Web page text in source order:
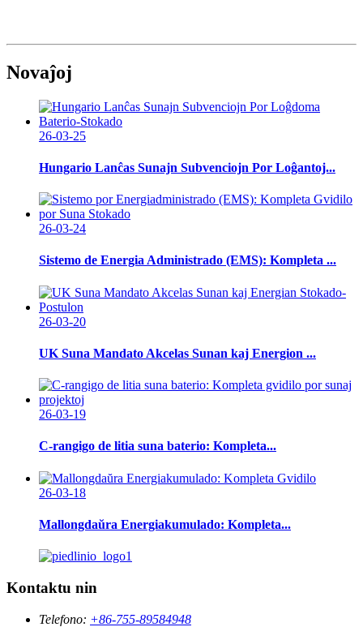
Novaĵoj
26-03-25
Hungario Lanĉas Sunajn Subvenciojn Por Loĝantoj...
26-03-24
Sistemo de Energia Administrado (EMS): Kompleta ...
26-03-20
UK Suna Mandato Akcelas Sunan kaj Energion ...
26-03-19
C-rangigo de litia suna baterio: Kompleta...
26-03-18
Mallongdaŭra Energiakumulado: Kompleta...
Kontaktu nin
Telefono: +86-755-89584948